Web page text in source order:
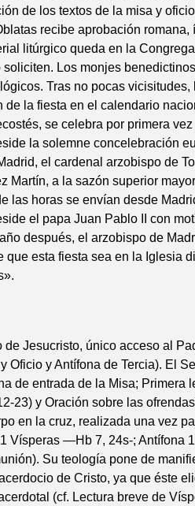
de los textos de la misa y
recibe aprobación romana,
litúrgico queda en la
Los monjes
Tras no pocas vicisitudes,
de la fiesta en el calendario
se celebra por primera
la solemne concelebración
el cardenal arzobispo de
Martín, a la sazón superior
las horas se envían desde
el papa Juan Pablo II con
después, el arzobispo de
que esta fiesta sea en la Iglesia
Jesucristo, único acceso al
Oficio y Antífona de Tercia). El
de entrada de la Misa; Primera
23) y Oración sobre las
en la cruz, realizada una vez
Vísperas —Hb 7, 24s-; Antífona
Su teología pone de
de Cristo, ya que éste
(cf. Lectura breve de